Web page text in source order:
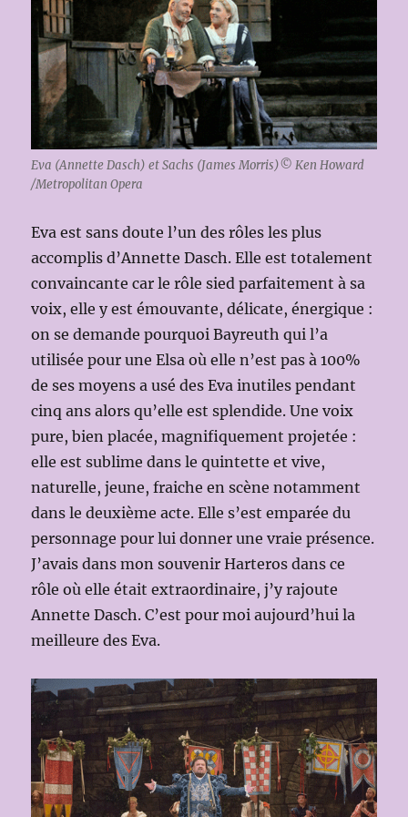
Eva (Annette Dasch) et Sachs (James Morris)© Ken Howard
/Metropolitan Opera
Eva est sans doute l’un des rôles les plus
accomplis d’Annette Dasch. Elle est totalement
convaincante car le rôle sied parfaitement à sa
voix, elle y est émouvante, délicate, énergique :
on se demande pourquoi Bayreuth qui l’a
utilisée pour une Elsa où elle n’est pas à 100%
de ses moyens a usé des Eva inutiles pendant
cinq ans alors qu’elle est splendide. Une voix
pure, bien placée, magnifiquement projetée :
elle est sublime dans le quintette et vive,
naturelle, jeune, fraiche en scène notamment
dans le deuxième acte. Elle s’est emparée du
personnage pour lui donner une vraie présence.
J’avais dans mon souvenir Harteros dans ce
rôle où elle était extraordinaire, j’y rajoute
Annette Dasch. C’est pour moi aujourd’hui la
meilleure des Eva.